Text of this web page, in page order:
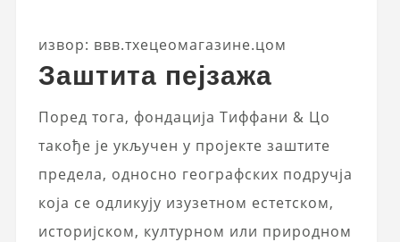
извор: ввв.тхецеомагазине.цом
Заштита пејзажа
Поред тога, фондација Тиффани & Цо
такође је укључен у пројекте заштите
предела, односно географских подручја
која се одликују изузетном естетском,
историјском, културном или природном